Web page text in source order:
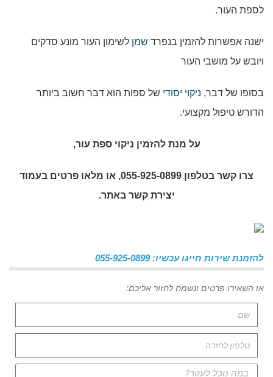
לספת העור.
ישנה אפשרות להזמין בנפרד שמן לשימון העור מונע סדקים
ויובש על מושבי העור
בסופו של דבר, ניקוי יסודי של ספות הוא דבר חשוב ביותר
הדורש טיפול מקצועי.
על מנת להזמין ניקוי ספת עור,
צרו קשר בטלפון 055-925-0899, או מלאו פרטים בעמוד
יצירת קשר באתר.
להזמנת שירות חייגו עכשיו: 055-925-0899
או השאירו פרטים ונשמח לחזור אליכם: